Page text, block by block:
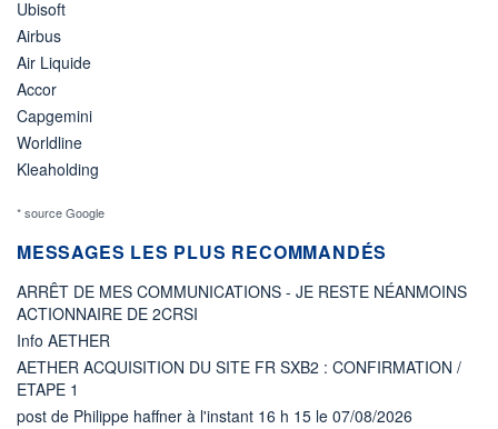
Ubisoft
Airbus
Air Liquide
Accor
Capgemini
Worldline
Kleaholding
* source Google
MESSAGES LES PLUS RECOMMANDÉS
ARRÊT DE MES COMMUNICATIONS - JE RESTE NÉANMOINS
ACTIONNAIRE DE 2CRSI
Info AETHER
AETHER ACQUISITION DU SITE FR SXB2 : CONFIRMATION /
ETAPE 1
post de Philippe haffner à l'instant 16 h 15 le 07/08/2026